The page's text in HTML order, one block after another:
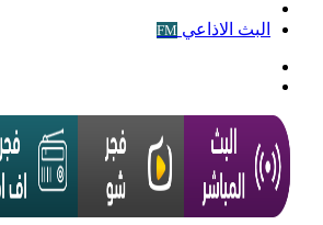
البث الاذاعي FM